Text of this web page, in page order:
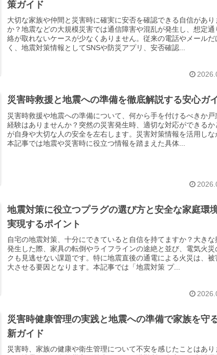
策ガイド
大切な家族や仲間と災害時に確実に安否を確認できる自信があり
か？地震などの大規模災害では通信障害や混乱が発生し、想定通
絡が取れないケースが少なくありません。従来の電話やメールだ
く、地震対策情報としてSNSや防災アプリ、安否確認...
災害時救援と地震への準備を徹底解説する安心ガ
災害時救援や地震への準備について、何から手を付けるべきか戸
経験はありませんか？突然の災害発生時、適切な対応ができるか
が自身や大切な人の安全を左右します。災害対策情報を活用しな
本記事では地震や災害時に役立つ情報を踏まえた具体...
地震対策に役立つプラグの選び方と安全な家庭環
実現するポイント
自宅の地震対策、十分にできていると自信を持てますか？大きな
発生した際、家具の転倒やライフラインの途絶と並び、電気火災
クも見逃せない課題です。特に地震直後の通電による火災は、被
大させる要因となります。本記事では「地震対策 プ...
災害時健康管理の実践と地震への準備で家族を守
新ガイド
災害時、家族の健康や衛生管理について不安を感じたことはあり